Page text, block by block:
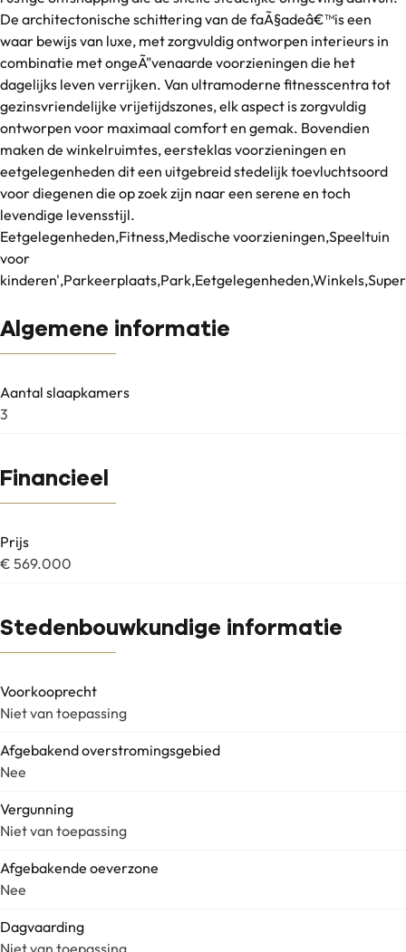
De architectonische schittering van de faÃ§adeâ€™is een
waar bewijs van luxe, met zorgvuldig ontworpen interieurs in
combinatie met ongeÃ"venaarde voorzieningen die het
dagelijks leven verrijken. Van ultramoderne fitnesscentra tot
gezinsvriendelijke vrijetijdszones, elk aspect is zorgvuldig
ontworpen voor maximaal comfort en gemak. Bovendien
maken de winkelruimtes, eersteklas voorzieningen en
eetgelegenheden dit een uitgebreid stedelijk toevluchtsoord
voor diegenen die op zoek zijn naar een serene en toch
levendige levensstijl.
Eetgelegenheden,Fitness,Medische voorzieningen,Speeltuin
voor
Algemene informatie
Aantal slaapkamers
3
Financieel
Prijs
€ 569.000
Stedenbouwkundige informatie
Voorkooprecht
Niet van toepassing
Afgebakend overstromingsgebied
Nee
Vergunning
Niet van toepassing
Afgebakende oeverzone
Nee
Dagvaarding